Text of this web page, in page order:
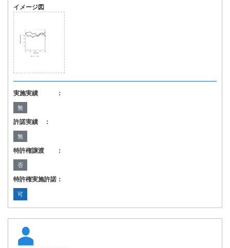
イメージ図
実施実績 ：
無
許諾実績 ：
無
特許権譲渡 ：
否
特許権実施許諾：
可